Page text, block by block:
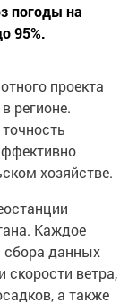
погоды на
95%.
проекта
регионе.
хозяйстве.
Каждое
сбора данных
скорости ветра,
а также